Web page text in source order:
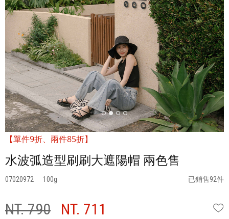
【單件9折、兩件85折】
水波弧造型刷刷大遮陽帽 兩色售
07020972 100 已銷售92件
NT. 790 NT. 711